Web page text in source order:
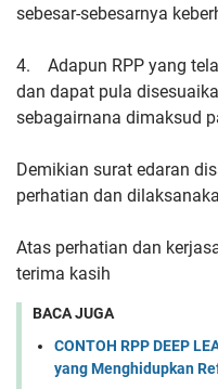
sebesar-sebesarnya
4. Adapun RPP yang
dan dapat pula
sebagairnana dimaksud
Demikian surat edaran
perhatian dan
Atas perhatian dan
terima kasih
BACA JUGA
CONTOH RPP DEEP
yang Menghidupkan